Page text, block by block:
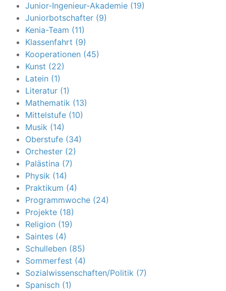
Junior-Ingenieur-Akademie (19)
Juniorbotschafter (9)
Kenia-Team (11)
Klassenfahrt (9)
Kooperationen (45)
Kunst (22)
Latein (1)
Literatur (1)
Mathematik (13)
Mittelstufe (10)
Musik (14)
Oberstufe (34)
Orchester (2)
Palästina (7)
Physik (14)
Praktikum (4)
Programmwoche (24)
Projekte (18)
Religion (19)
Saintes (4)
Schulleben (85)
Sommerfest (4)
Sozialwissenschaften/Politik (7)
Spanisch (1)